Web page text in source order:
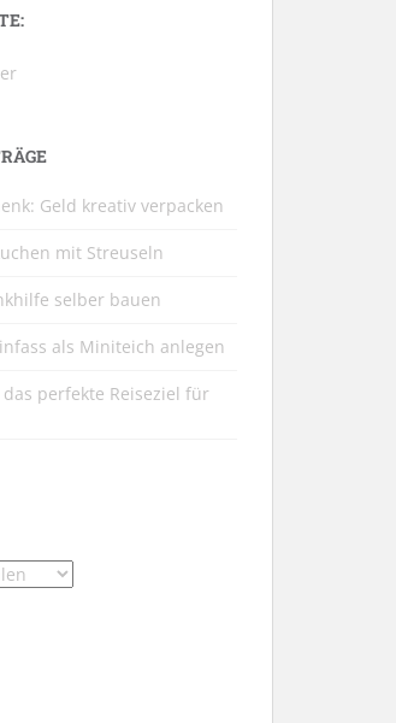
Geld kreativ verpacken
mit Streuseln
selber bauen
als Miniteich anlegen
perfekte Reiseziel für